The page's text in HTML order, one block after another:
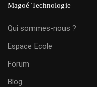
Magoé Technologie
Qui sommes-nous ?
Espace Ecole
Forum
Blog